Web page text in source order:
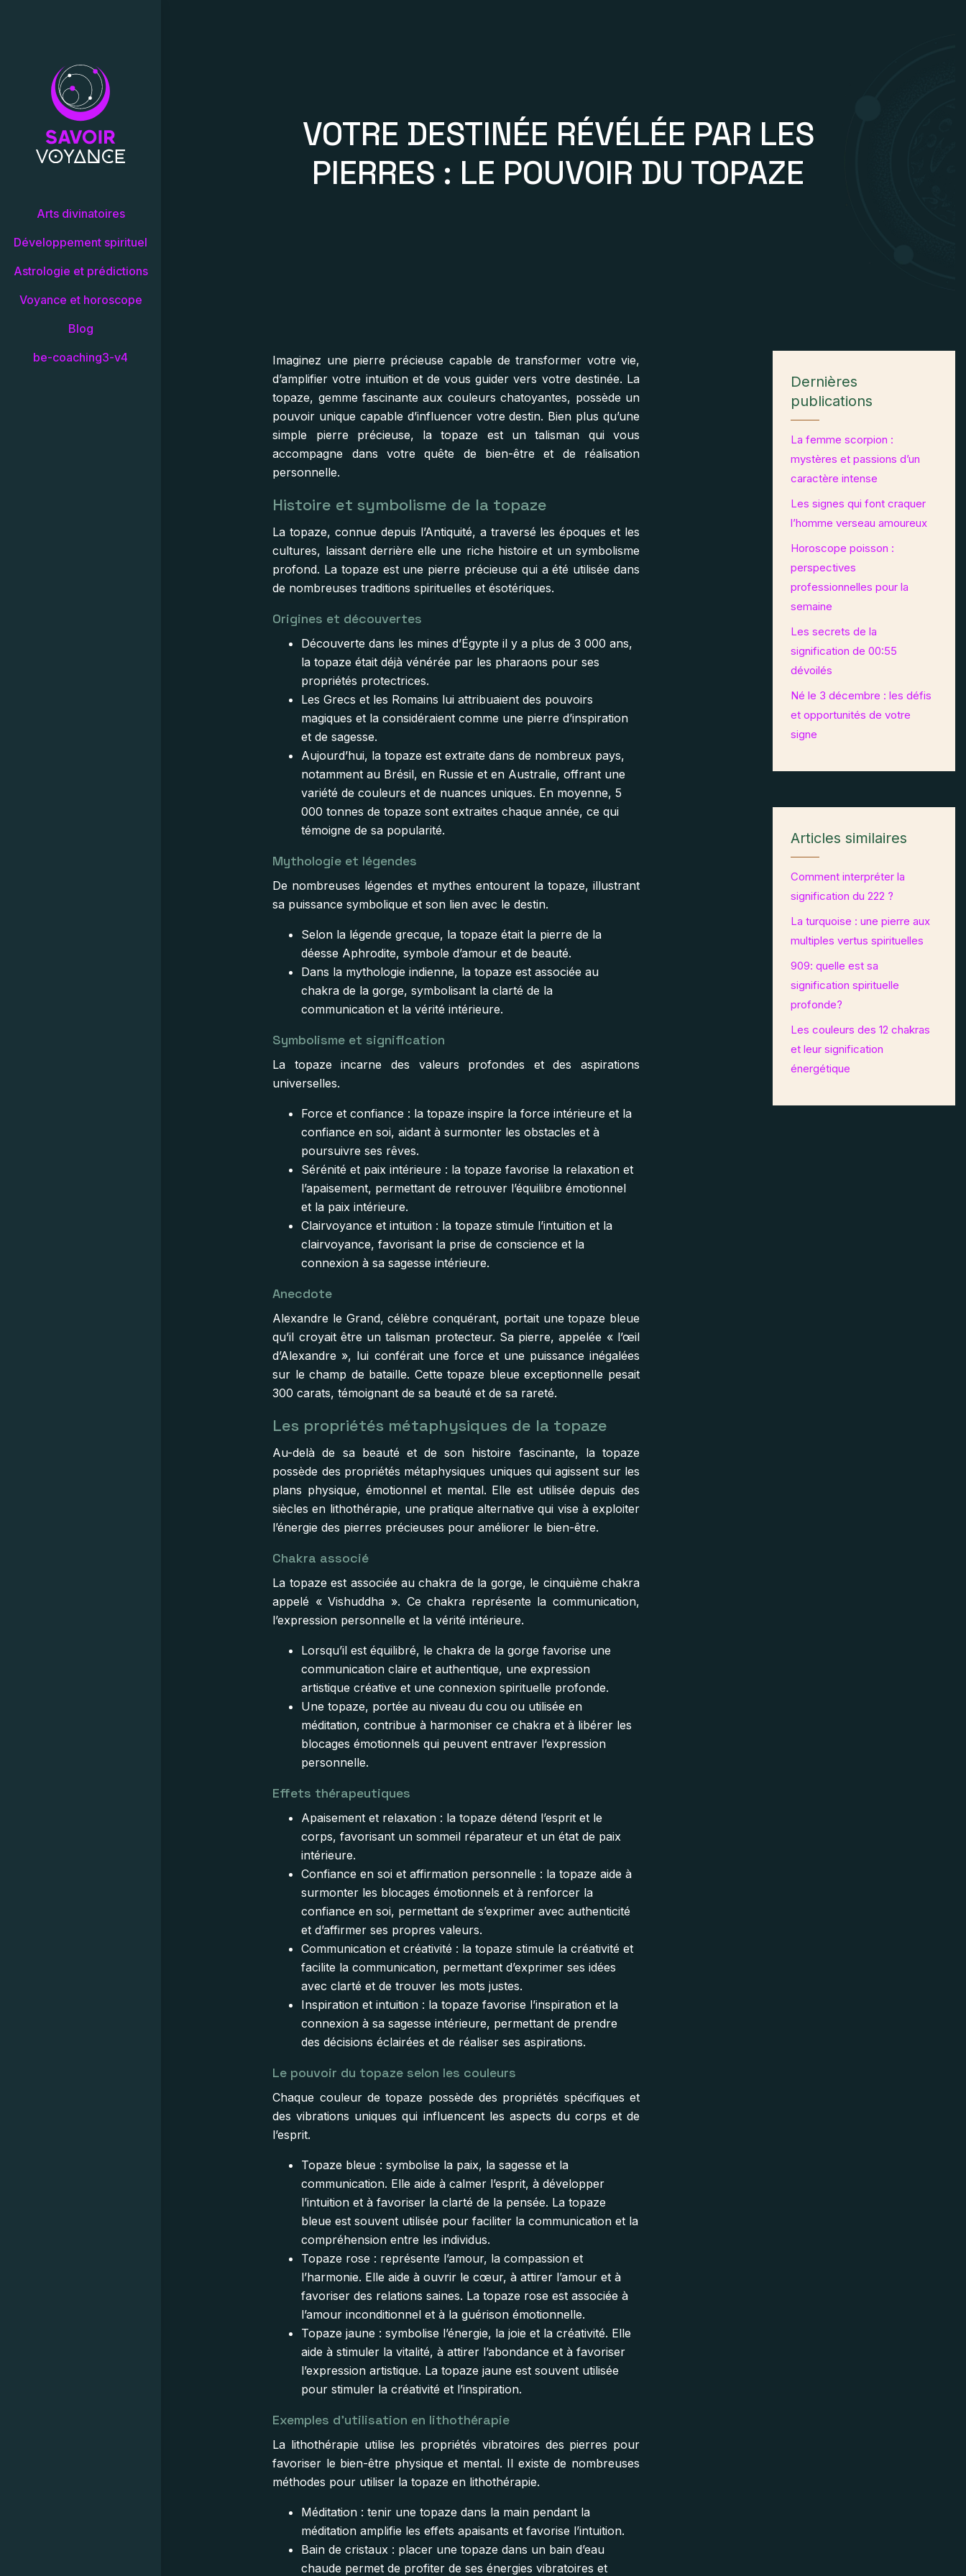
Arts divinatoires
Développement spirituel
Astrologie et prédictions
Voyance et horoscope
Blog
be-coaching3-v4
VOTRE DESTINÉE RÉVÉLÉE PAR LES
PIERRES : LE POUVOIR DU TOPAZE
Imaginez une pierre précieuse capable de transformer votre vie,
d’amplifier votre intuition et de vous guider vers votre destinée. La
topaze, gemme fascinante aux couleurs chatoyantes, possède un
pouvoir unique capable d’influencer votre destin. Bien plus qu’une
simple pierre précieuse, la topaze est un talisman qui vous
accompagne dans votre quête de bien-être et de réalisation
personnelle.
Histoire et symbolisme de la topaze
La topaze, connue depuis l’Antiquité, a traversé les époques et les
cultures, laissant derrière elle une riche histoire et un symbolisme
profond. La topaze est une pierre précieuse qui a été utilisée dans
de nombreuses traditions spirituelles et ésotériques.
Origines et découvertes
Découverte dans les mines d’Égypte il y a plus de 3 000 ans,
la topaze était déjà vénérée par les pharaons pour ses
propriétés protectrices.
Les Grecs et les Romains lui attribuaient des pouvoirs
magiques et la considéraient comme une pierre d’inspiration
et de sagesse.
Aujourd’hui, la topaze est extraite dans de nombreux pays,
notamment au Brésil, en Russie et en Australie, offrant une
variété de couleurs et de nuances uniques. En moyenne, 5
000 tonnes de topaze sont extraites chaque année, ce qui
témoigne de sa popularité.
Mythologie et légendes
De nombreuses légendes et mythes entourent la topaze, illustrant
sa puissance symbolique et son lien avec le destin.
Selon la légende grecque, la topaze était la pierre de la
déesse Aphrodite, symbole d’amour et de beauté.
Dans la mythologie indienne, la topaze est associée au
chakra de la gorge, symbolisant la clarté de la
communication et la vérité intérieure.
Symbolisme et signification
La topaze incarne des valeurs profondes et des aspirations
universelles.
Force et confiance : la topaze inspire la force intérieure et la
confiance en soi, aidant à surmonter les obstacles et à
poursuivre ses rêves.
Sérénité et paix intérieure : la topaze favorise la relaxation et
l’apaisement, permettant de retrouver l’équilibre émotionnel
et la paix intérieure.
Clairvoyance et intuition : la topaze stimule l’intuition et la
clairvoyance, favorisant la prise de conscience et la
connexion à sa sagesse intérieure.
Anecdote
Alexandre le Grand, célèbre conquérant, portait une topaze bleue
qu’il croyait être un talisman protecteur. Sa pierre, appelée « l’œil
d’Alexandre », lui conférait une force et une puissance inégalées
sur le champ de bataille. Cette topaze bleue exceptionnelle pesait
300 carats, témoignant de sa beauté et de sa rareté.
Les propriétés métaphysiques de la topaze
Au-delà de sa beauté et de son histoire fascinante, la topaze
possède des propriétés métaphysiques uniques qui agissent sur les
plans physique, émotionnel et mental. Elle est utilisée depuis des
siècles en lithothérapie, une pratique alternative qui vise à exploiter
l’énergie des pierres précieuses pour améliorer le bien-être.
Chakra associé
La topaze est associée au chakra de la gorge, le cinquième chakra
appelé « Vishuddha ». Ce chakra représente la communication,
l’expression personnelle et la vérité intérieure.
Lorsqu’il est équilibré, le chakra de la gorge favorise une
communication claire et authentique, une expression
artistique créative et une connexion spirituelle profonde.
Une topaze, portée au niveau du cou ou utilisée en
méditation, contribue à harmoniser ce chakra et à libérer les
blocages émotionnels qui peuvent entraver l’expression
personnelle.
Effets thérapeutiques
Apaisement et relaxation : la topaze détend l’esprit et le
corps, favorisant un sommeil réparateur et un état de paix
intérieure.
Confiance en soi et affirmation personnelle : la topaze aide à
surmonter les blocages émotionnels et à renforcer la
confiance en soi, permettant de s’exprimer avec authenticité
et d’affirmer ses propres valeurs.
Communication et créativité : la topaze stimule la créativité et
facilite la communication, permettant d’exprimer ses idées
avec clarté et de trouver les mots justes.
Inspiration et intuition : la topaze favorise l’inspiration et la
connexion à sa sagesse intérieure, permettant de prendre
des décisions éclairées et de réaliser ses aspirations.
Le pouvoir du topaze selon les couleurs
Chaque couleur de topaze possède des propriétés spécifiques et
des vibrations uniques qui influencent les aspects du corps et de
l’esprit.
Topaze bleue : symbolise la paix, la sagesse et la
communication. Elle aide à calmer l’esprit, à développer
l’intuition et à favoriser la clarté de la pensée. La topaze
bleue est souvent utilisée pour faciliter la communication et la
compréhension entre les individus.
Topaze rose : représente l’amour, la compassion et
l’harmonie. Elle aide à ouvrir le cœur, à attirer l’amour et à
favoriser des relations saines. La topaze rose est associée à
l’amour inconditionnel et à la guérison émotionnelle.
Topaze jaune : symbolise l’énergie, la joie et la créativité. Elle
aide à stimuler la vitalité, à attirer l’abondance et à favoriser
l’expression artistique. La topaze jaune est souvent utilisée
pour stimuler la créativité et l’inspiration.
Exemples d’utilisation en lithothérapie
La lithothérapie utilise les propriétés vibratoires des pierres pour
favoriser le bien-être physique et mental. Il existe de nombreuses
méthodes pour utiliser la topaze en lithothérapie.
Méditation : tenir une topaze dans la main pendant la
méditation amplifie les effets apaisants et favorise l’intuition.
Bain de cristaux : placer une topaze dans un bain d’eau
chaude permet de profiter de ses énergies vibratoires et
Dernières
publications
La femme scorpion :
mystères et passions d’un
caractère intense
Les signes qui font craquer
l’homme verseau amoureux
Horoscope poisson :
perspectives
professionnelles pour la
semaine
Les secrets de la
signification de 00:55
dévoilés
Né le 3 décembre : les défis
et opportunités de votre
signe
Articles similaires
Comment interpréter la
signification du 222 ?
La turquoise : une pierre aux
multiples vertus spirituelles
909: quelle est sa
signification spirituelle
profonde?
Les couleurs des 12 chakras
et leur signification
énergétique